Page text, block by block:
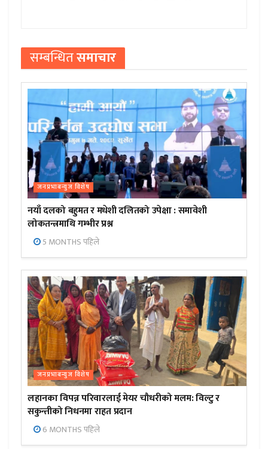
सम्बन्धितसमाचार
जनप्रभाबन्युज विशेष
नयाँ दलको बहुमत र मधेशी दलितको उपेक्षा : समावेशी
लोकतन्त्रमाथि गम्भीर प्रश्न
5 MONTHS पहिले
जनप्रभाबन्युज विशेष
लहानका विपन्न परिवारलाई मेयर चौधरीको मलम: विल्टु र
सकुन्तीको निधनमा राहत प्रदान
6 MONTHS पहिले